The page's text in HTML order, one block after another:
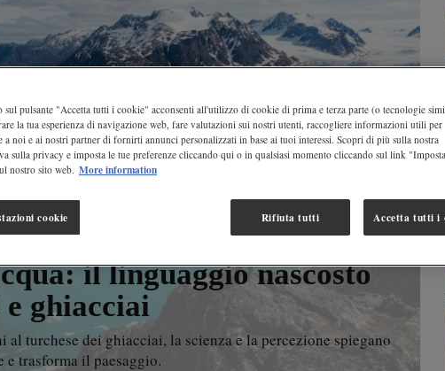
il linguaggio nascosto
ghiacciai
turchese dei ghiacciai, la scienza e la percezione spiegano
e trasforma il paesaggio.
sul pulsante "Accetta tutti i cookie" acconsenti all'utilizzo di cookie di prima e terza parte (o tecnologie
la tua esperienza di navigazione web, fare valutazioni sui nostri utenti, raccogliere informazioni utili per
a noi e ai nostri partner di fornirti annunci personalizzati in base ai tuoi interessi. Scopri di più sulla nostra
sulla privacy e imposta le tue preferenze cliccando qui o in qualsiasi momento cliccando sul link
nostro sito web. More information
Rifiuta tutti Accetta tutti i
cookie